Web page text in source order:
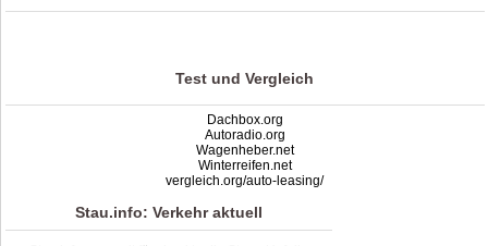
Stau B324: Unfälle, Sperrung & Baustellen | Staumelder B324 ,3.3out of5
Test und Vergleich
Dachbox.org
Autoradio.org
Wagenheber.net
Winterreifen.net
vergleich.org/auto-leasing/
Stau.info: Verkehr aktuell